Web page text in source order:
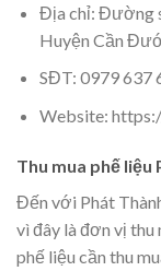
Địa chỉ: Đường
Huyện Cần
SĐT: 0979 637
Website:
Thu mua phế
Đến với Phát
vì đây là đơn vị
phế liệu cần thu